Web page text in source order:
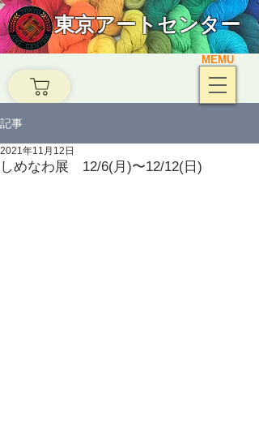
東京アートセンター
MEMU
記事
しめなわ展 12/6(月)〜12/12(日)
2021年11月12日